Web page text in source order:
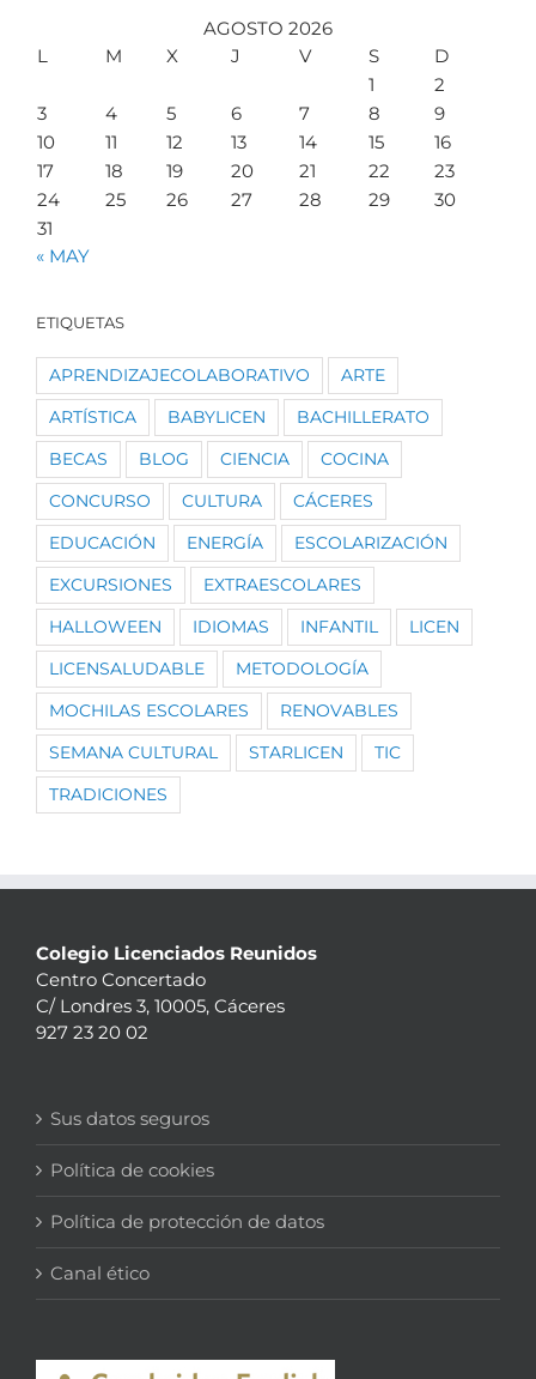
AGOSTO 2026
L
M X J V S
D
1
2
3
4 5 6 7 8
9
10
11 12 13 14 15
16
17
18 19 20 21 22
23
24
25 26 27 28 29
30
31
« MAY
ETIQUETAS
APRENDIZAJECOLABORATIVO ARTE
ARTÍSTICA BABYLICEN BACHILLERATO
BECAS BLOG CIENCIA COCINA
CONCURSO CULTURA CÁCERES
EDUCACIÓN ENERGÍA ESCOLARIZACIÓN
EXCURSIONES EXTRAESCOLARES
HALLOWEEN IDIOMAS INFANTIL LICEN
LICENSALUDABLE METODOLOGÍA
MOCHILAS ESCOLARES RENOVABLES
SEMANA CULTURAL STARLICEN TIC
TRADICIONES
Colegio Licenciados Reunidos
Centro Concertado
C/ Londres 3, 10005, Cáceres
927 23 20 02
Sus datos seguros
Política de cookies
Política de protección de datos
Canal ético